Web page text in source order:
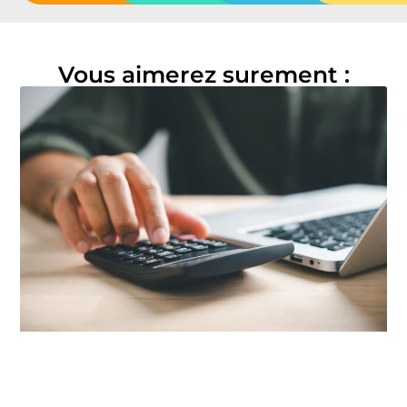
Vous aimerez surement :